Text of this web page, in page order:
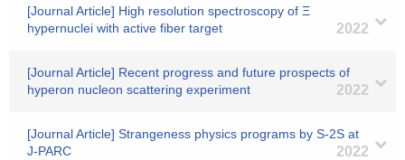
[Journal Article] High resolution spectroscopy of Ξ
hypernuclei with active fiber target
2022
[Journal Article] Recent progress and future prospects of
hyperon nucleon scattering experiment
2022
[Journal Article] Strangeness physics programs by S-2S at
J-PARC
2022